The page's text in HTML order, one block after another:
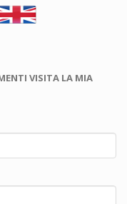
VISITA LA MIA